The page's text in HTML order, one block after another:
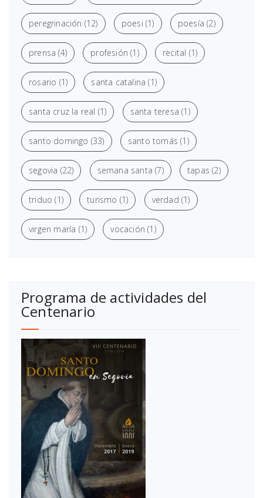
peregrinación (12) poesi (1) poesía (2)
prensa (4) profesión (1) recital (1)
rosario (1) santa catalina (1)
santa cruz la real (1) santa teresa (1)
santo domingo (33) santo tomás (1)
segovia (22) semana santa (7) tapas (2)
triduo (1) turismo (1) verdad (1)
virgen maría (1) vocación (1)
Programa de actividades del
Centenario